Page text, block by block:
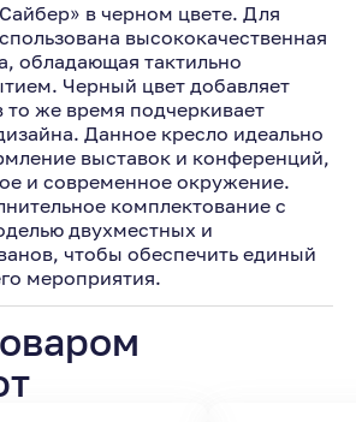
в черном цвете. Для
высококачественная
обладающая тактильно
Черный цвет добавляет
то же время подчеркивает
Данное кресло идеально
выставок и конференций,
и современное окружение.
комплектование с
двухместных и
чтобы обеспечить единый
мероприятия.